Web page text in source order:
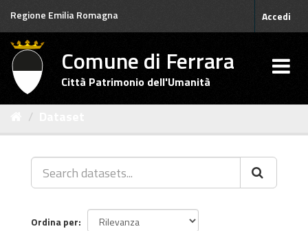
Salta
contenuto
Regione Emilia Romagna Accedi
Comune di Ferrara
Città Patrimonio dell'Umanità
Ordina per